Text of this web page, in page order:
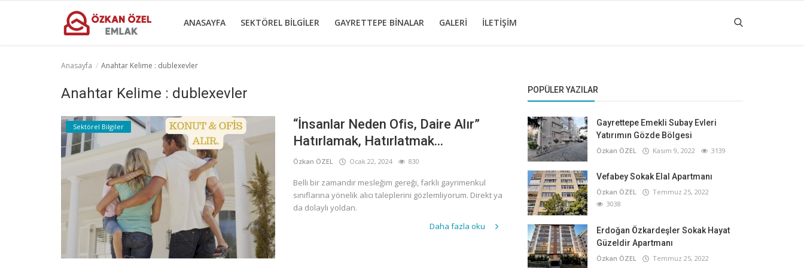
ANASAYFA SEKTÖREL BILGILER GAYRETTEPE BINALAR GALERI İLETIŞIM
Gayrettepe Binalar
Anasayfa Anahtar Kelime : dublexevler
Anahtar Kelime : dublexevler
Sektörel Bilgiler
“İnsanlar Neden Ofis, Daire Alır”
Hatırlamak, Hatırlatmak...
Özkan ÖZEL Ocak 22, 2024 830
Belli bir zamandır mesleğim gereği, farklı gayrimenkul
sınıflarına yönelik alıcı taleplerini gözlemliyorum. Direkt ya
da dolaylı yoldan.
Daha fazla oku
POPÜLER YAZILAR
Gayrettepe Emekli Subay Evleri
Yatırımın Gözde Bölgesi
Özkan ÖZEL Kasım 9, 2022 3139
Vefabey Sokak Elal Apartmanı
Özkan ÖZEL
Temmuz 25, 2022
3038
Erdoğan Özkardeşler Sokak Hayat
Güzeldir Apartmanı
Özkan ÖZEL
Temmuz 25, 2022